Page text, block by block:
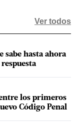
Ver todos
sabe hasta ahora
los primeros
Código Penal